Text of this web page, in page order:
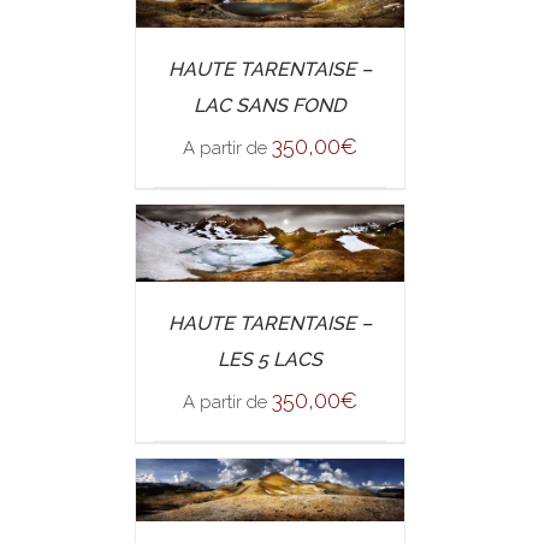
SELECT OPTIONS /
HAUTE TARENTAISE –
LAC SANS FOND
A partir de 350,00€
SELECT OPTIONS /
HAUTE TARENTAISE –
LES 5 LACS
A partir de 350,00€